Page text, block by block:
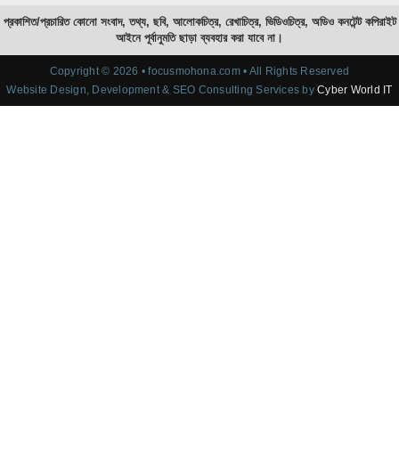
প্রকাশিত/প্রচারিত কোনো সংবাদ, তথ্য, ছবি, আলোকচিত্র, রেখাচিত্র, ভিডিওচিত্র, অডিও কনটেন্ট কপিরাইট
আইনে পূর্বানুমতি ছাড়া ব্যবহার করা যাবে না।
Copyright © 2026 • focusmohona.com • All Rights Reserved
Website Design, Development & SEO Consulting Services byCyber World IT